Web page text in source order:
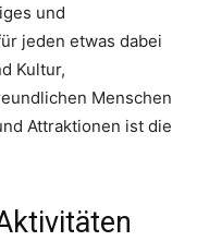
und
jeden etwas dabei
Kultur,
Menschen
Attraktionen ist die